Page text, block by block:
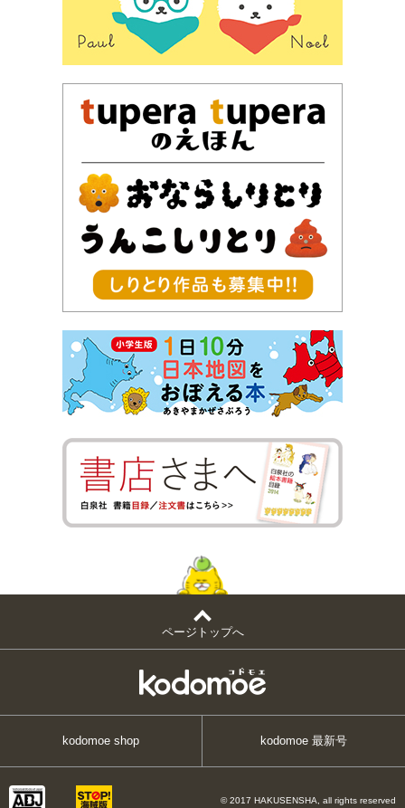
ページトップへ
kodomoe shop kodomoe 最新号
© 2017 HAKUSENSHA, all rights reserved